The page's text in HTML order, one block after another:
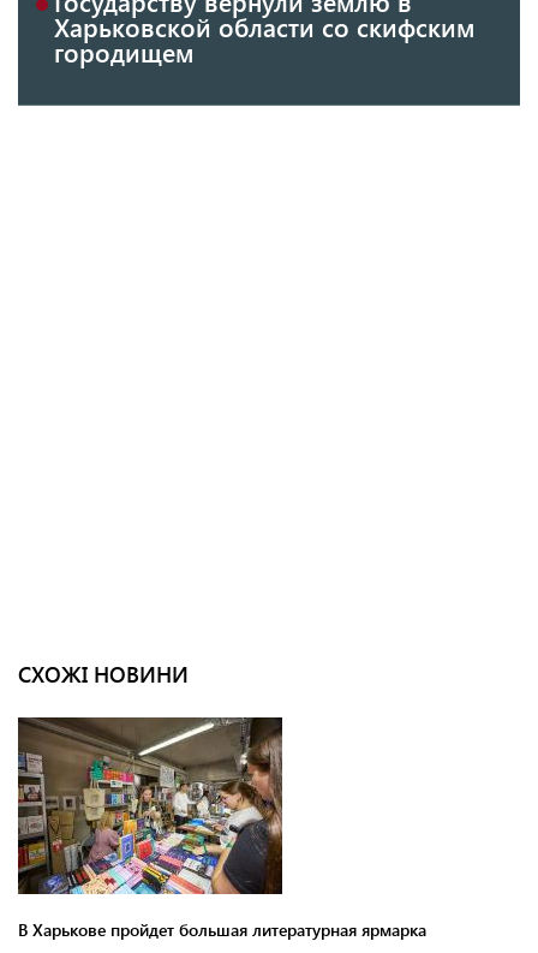
Харьковской области со скифским
городищем
СХОЖІ НОВИНИ
В Харькове пройдет большая литературная ярмарка